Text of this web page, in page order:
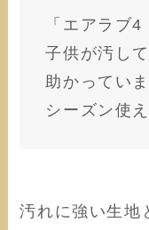
「エアラブ
子供が汚し
助かってい
シーズン使
汚れに強い生地